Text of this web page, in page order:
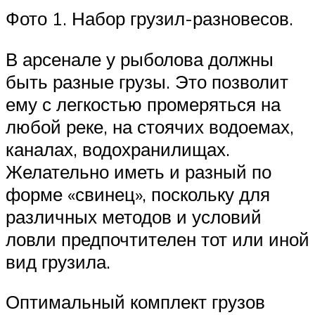
Фото 1. Набор грузил-разновесов.
В арсенале у рыболова должны
быть разные грузы. Это позволит
ему с легкостью промеряться на
любой реке, на стоячих водоемах,
каналах, водохранилищах.
Желательно иметь и разный по
форме «свинец», поскольку для
различных методов и условий
ловли предпочтителен тот или иной
вид грузила.
Оптимальный комплект грузов